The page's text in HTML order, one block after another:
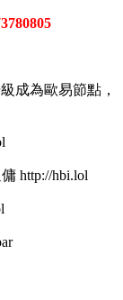
成為歐易節點，
http://hbi.lol